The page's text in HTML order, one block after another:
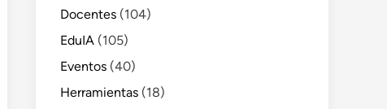
Docentes (104)
EduIA (105)
Eventos (40)
Herramientas (18)